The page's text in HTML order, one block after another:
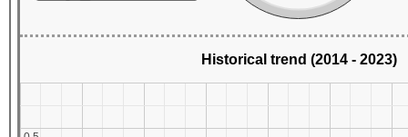
Historical trend (2014 - 2023)